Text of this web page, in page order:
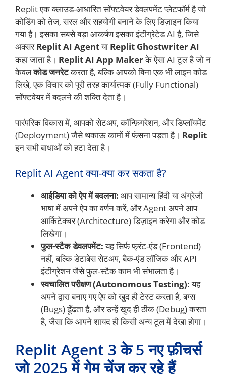
Replit एक क्लाउड-आधारित सॉफ्टवेयर डेवलपमेंट प्लेटफॉर्म है जो
कोडिंग को तेज, सरल और सहयोगी बनाने के लिए डिज़ाइन किया
गया है। इसका सबसे बड़ा आकर्षण इसका इंटीग्रेटेड AI है, जिसे
अक्सरReplit AI Agentया Replit Ghostwriter AI
कहा जाता है। Replit AI App Makerके ऐसा AI टूल है जो न
केवलकोड जनरेटकरता है, बल्कि आपको बिना एक भी लाइन कोड
लिखे, एक विचार को पूरी तरह कार्यात्मक (Fully Functional)
सॉफ्टवेयर में बदलने की शक्ति देता है।
पारंपरिक विकास में, आपको सेटअप, कॉन्फ़िगरेशन, और डिप्लॉयमेंट
(Deployment) जैसे थकाऊ कामों में फंसना पड़ता है। Replit
इन सभी बाधाओं को हटा देता है।
Replit AI Agent क्या-क्या कर सकता है?
आईडिया को ऐप में बदलना: आप सामान्य हिंदी या अंग्रेजी
भाषा में अपने ऐप का वर्णन करें, और Agent अपने आप
आर्किटेक्चर (Architecture) डिज़ाइन करेगा और कोड
लिखेगा।
फुल-स्टैक डेवलपमेंट:यह सिर्फ फ्रंट-एंड (Frontend)
नहीं, बल्कि डेटाबेस सेटअप, बैक-एंड लॉजिक और API
इंटीग्रेशन जैसे फुल-स्टैक काम भी संभालता है।
स्वचालित परीक्षण (Autonomous Testing):यह
अपने द्वारा बनाए गए ऐप को खुद ही टेस्ट करता है, बग्स
(Bugs) ढूँढता है, और उन्हें खुद ही ठीक (Debug) करता
है, जैसा कि आपने शायद ही किसी अन्य टूल में देखा होगा।
Replit Agent 3 के 5 नए फ़ीचर्स
जो 2025 में गेम चेंज कर रहे हैं